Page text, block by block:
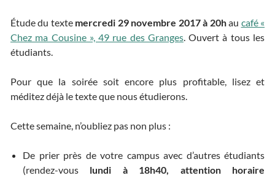
Étude du texte mercredi 29 novembre 2017 à 20hau café «
Chez ma Cousine », 49 rue des Granges. Ouvert à tous les
étudiants.
Pour que la soirée soit encore plus profitable, lisez et
méditez déjà le texte que nous étudierons.
Cette semaine, n’oubliez pas non plus :
De prier près de votre campus avec d’autres étudiants
(rendez-vous lundi à 18h40, attention horaire